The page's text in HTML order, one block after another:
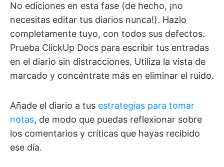
No ediciones en esta fase (de hecho, ¡no
necesitas editar tus diarios nunca!). Hazlo
completamente tuyo, con todos sus defectos.
Prueba ClickUp Docs para escribir tus entradas
en el diario sin distracciones. Utiliza la vista de
marcado y concéntrate más en eliminar el ruido.
Añade el diario a tus estrategias para tomar
notas, de modo que puedas reflexionar sobre
los comentarios y críticas que hayas recibido
ese día.